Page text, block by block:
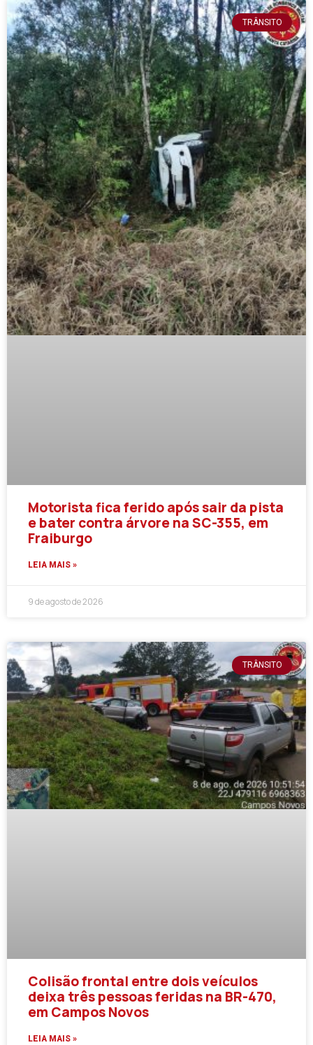
TRÂNSITO
Motorista fica ferido após sair da pista
e bater contra árvore na SC-355, em
Fraiburgo
LEIA MAIS »
9 de agosto de 2026
TRÂNSITO
Colisão frontal entre dois veículos
deixa três pessoas feridas na BR-470,
em Campos Novos
LEIA MAIS »